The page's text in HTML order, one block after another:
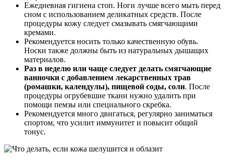
Ежедневная гигиена стоп. Ноги лучше всего мыть перед
сном с использованием деликатных средств. После
процедуры кожу следует смазывать смягчающими
кремами.
Рекомендуется носить только качественную обувь.
Носки также должны быть из натуральных дышащих
материалов.
Раз в неделю или чаще следует делать смягчающие
ванночки с добавлением лекарственных трав
(ромашки, календулы), пищевой соды, соли. После
процедуры огрубевшие ткани нужно удалить при
помощи пемзы или специального скребка.
Рекомендуется много двигаться, регулярно заниматься
спортом, что усилит иммунитет и повысит общий
тонус.